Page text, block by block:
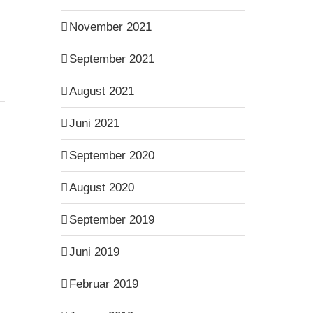
November 2021
September 2021
August 2021
Juni 2021
September 2020
August 2020
September 2019
Juni 2019
Februar 2019